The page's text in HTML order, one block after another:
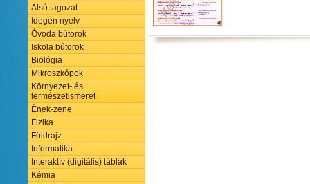
Alsó tagozat
Idegen nyelv
Óvoda bútorok
Iskola bútorok
Biológia
Mikroszkópok
Környezet- és
természetismeret
Ének-zene
Fizika
Földrajz
Informatika
Interaktív (digitális) táblák
Kémia